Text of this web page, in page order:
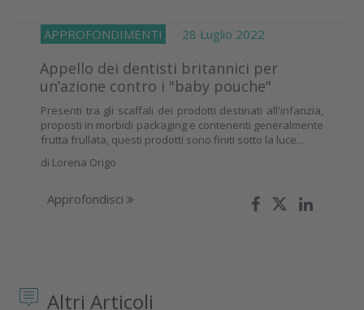
APPROFONDIMENTI 28 Luglio 2022
Appello dei dentisti britannici per
un’azione contro i "baby pouche"
Presenti tra gli scaffali dei prodotti destinati all'infanzia,
proposti in morbidi packaging e contenenti generalmente
frutta frullata, questi prodotti sono finiti sotto la luce...
di Lorena Origo
Approfondisci
Altri Articoli